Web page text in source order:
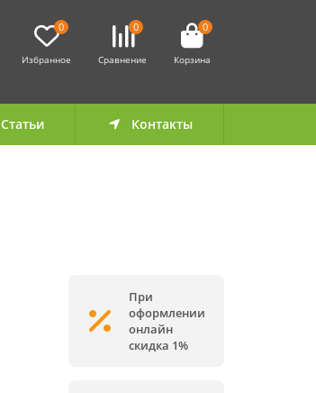
0
Избранное
0
Сравнение
0
Корзина
Статьи Контакты
При
оформлении
онлайн
скидка 1%